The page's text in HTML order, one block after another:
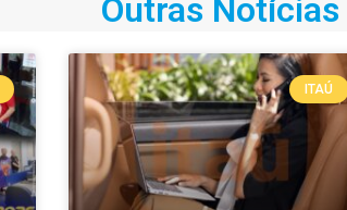
Outras Notícias
ITAÚ